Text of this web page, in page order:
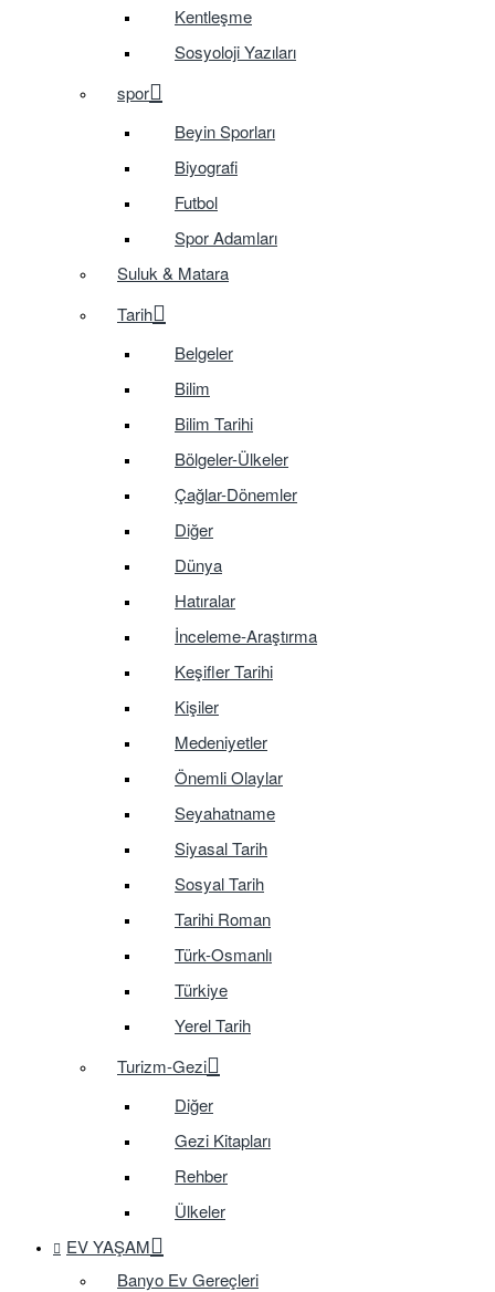
Kentleşme
Sosyoloji Yazıları
spor
Beyin Sporları
Biyografi
Futbol
Spor Adamları
Suluk & Matara
Tarih
Belgeler
Bilim
Bilim Tarihi
Bölgeler-Ülkeler
Çağlar-Dönemler
Diğer
Dünya
Hatıralar
İnceleme-Araştırma
Keşifler Tarihi
Kişiler
Medeniyetler
Önemli Olaylar
Seyahatname
Siyasal Tarih
Sosyal Tarih
Tarihi Roman
Türk-Osmanlı
Türkiye
Yerel Tarih
Turizm-Gezi
Diğer
Gezi Kitapları
Rehber
Ülkeler
EV YAŞAM
Banyo Ev Gereçleri